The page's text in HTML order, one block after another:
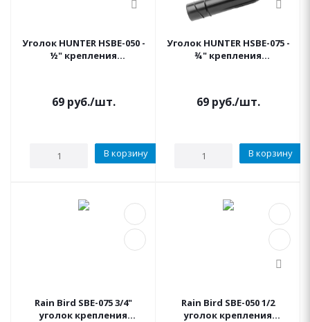
Уголок HUNTER HSBE-050 -
½" крепления
69руб./шт.
В корзину
Уголок HUNTER HSBE-075 -
¾" крепления
69руб./шт.
В корзину
Rain Bird SBE-075 3/4"
уголок крепления
Rain Bird SBE-050 1/2
уголок крепления